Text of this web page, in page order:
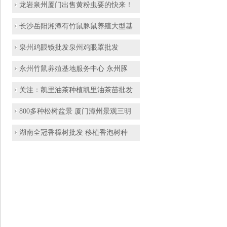
龙岩泉州厦门出售黄粉虫要的快来！
长沙岳阳湘潭有竹鼠豚鼠养殖大型基
泉州鸡眼镜批发泉州鸡眼罩批发
永州竹鼠养殖基地服务中心 永州豚
关注：凯里油茶种植凯里油茶苗批发
800多种松树盆景 厦门漳州景观三明
湖南全冠香樟树批发 移植香泡树种